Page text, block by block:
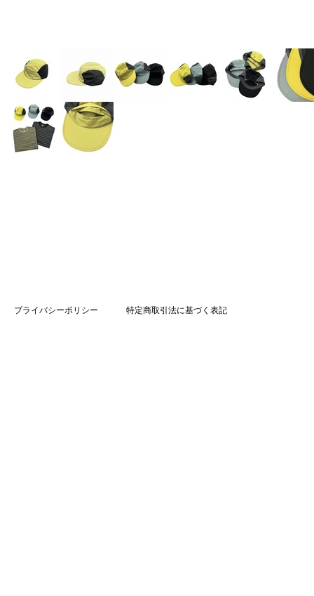
プライバシーポリシー 特定商取引法に基づく表記